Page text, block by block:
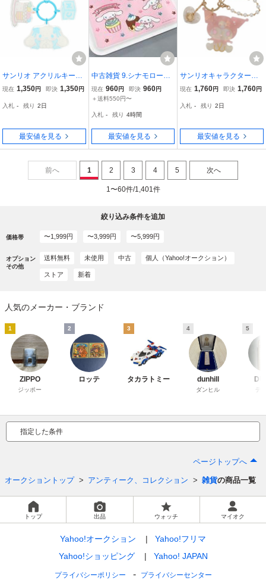
サンリオ アクリルキーホ
ルダー シナモロール シナ
ステルカラー ガーリー
現在 1,350円 即決 1,350円
入札 - 残り 2日
最安値を見る
中古雑貨 9.シナモロール
トレイ ピンク 「サンリオ
当りくじ シナモロール当
現在 960円 即決 960円
＋送料550円〜
入札 - 残り 4時間
最安値を見る
サンリオキャラクターズ
Baby Pinkシリーズ チャ
ピンク×ホワイト 大人っ
現在 1,760円 即決 1,760円
入札 - 残り 2日
最安値を見る
前へ 1 2 3 4 5 次へ
1〜60件/1,401件
絞り込み条件を追加
価格帯 〜1,999円 〜3,999円 〜5,999円
オプション
その他
送料無料 未使用 中古 個人（Yahoo!オークション）
ストア 新着
人気のメーカー・ブランド
1
ZIPPO
ジッポー
2
ロッテ
3
タカラトミー
4
dunhill
ダンヒル
5
デ
指定した条件
ページトップへ
オークショントップ アンティーク、コレクション 雑貨の商品一覧
トップ 出品 ウォッチ マイオク
Yahoo!オークション
Yahoo!フリマ
Yahoo!ショッピング
Yahoo! JAPAN
プライバシーポリシー プライバシーセンター